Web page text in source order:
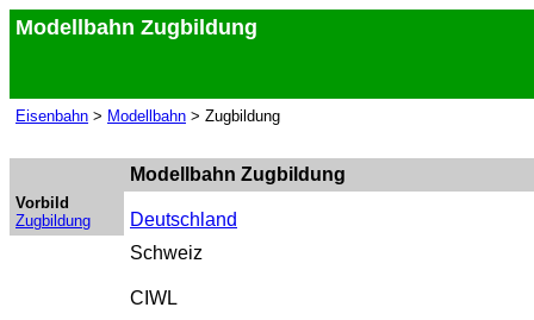
Modellbahn Zugbildung
Eisenbahn > Modellbahn > Zugbildung
Vorbild
Zugbildung
Modellbahn Zugbildung
Deutschland
Schweiz
CIWL